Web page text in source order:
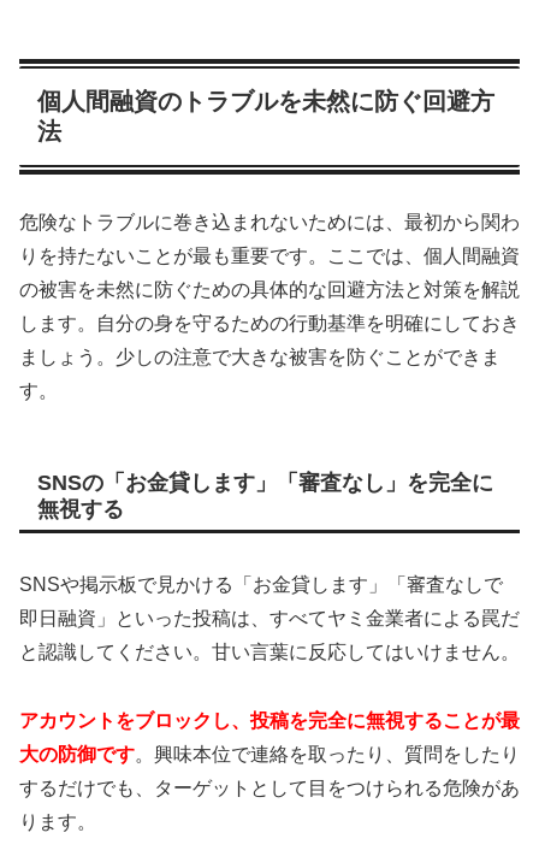
個人間融資のトラブルを未然に防ぐ回避方
法
危険なトラブルに巻き込まれないためには、最初から関わ
りを持たないことが最も重要です。ここでは、個人間融資
の被害を未然に防ぐための具体的な回避方法と対策を解説
します。自分の身を守るための行動基準を明確にしておき
ましょう。少しの注意で大きな被害を防ぐことができま
す。
SNSの「お金貸します」「審査なし」を完全に
無視する
SNSや掲示板で見かける「お金貸します」「審査なしで
即日融資」といった投稿は、すべてヤミ金業者による罠だ
と認識してください。甘い言葉に反応してはいけません。
アカウントをブロックし、投稿を完全に無視することが最
大の防御です。興味本位で連絡を取ったり、質問をしたり
するだけでも、ターゲットとして目をつけられる危険があ
ります。